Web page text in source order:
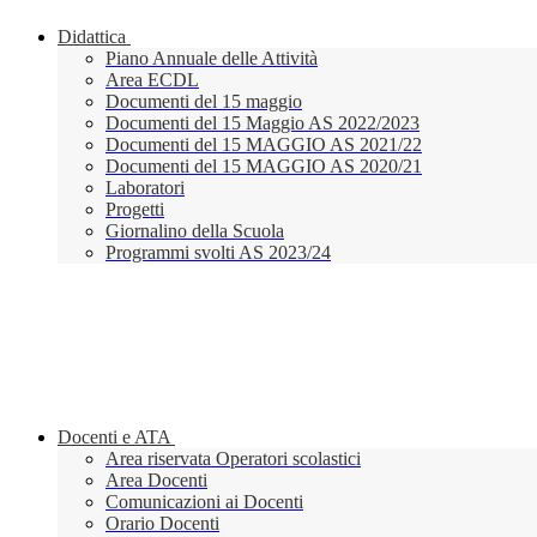
Didattica
Piano Annuale delle Attività
Area ECDL
Documenti del 15 maggio
Documenti del 15 Maggio AS 2022/2023
Documenti del 15 MAGGIO AS 2021/22
Documenti del 15 MAGGIO AS 2020/21
Laboratori
Progetti
Giornalino della Scuola
Programmi svolti AS 2023/24
Docenti e ATA
Area riservata Operatori scolastici
Area Docenti
Comunicazioni ai Docenti
Orario Docenti